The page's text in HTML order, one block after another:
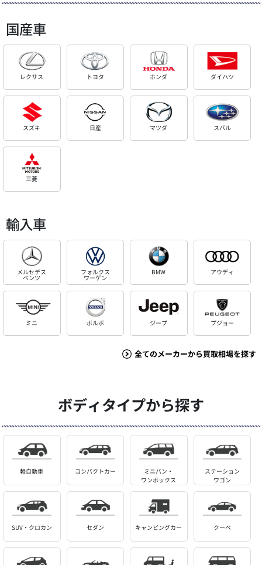
国産車
レクサス トヨタ ホンダ ダイハツ
スズキ 日産 マツダ スバル
三菱
輸入車
メルセデス
ベンツ
フォルクス
ワーゲン
BMW アウディ
ミニ ボルボ ジープ プジョー
全てのメーカーから買取相場を探す
ボディタイプから探す
軽自動車 コンパクトカー
ミニバン・
ワンボックス
ステーション
ワゴン
SUV・クロカン セダン キャンピングカー クーペ